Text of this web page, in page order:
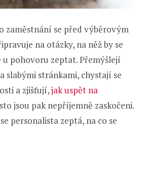
zaměstnání se před výběrovým
na otázky, na něž by se
pohovoru zeptat. Přemýšlejí
slabými stránkami, chystají se
a zjišťují,jak uspět na
jsou pak nepříjemně zaskočeni.
personalista zeptá, na co se